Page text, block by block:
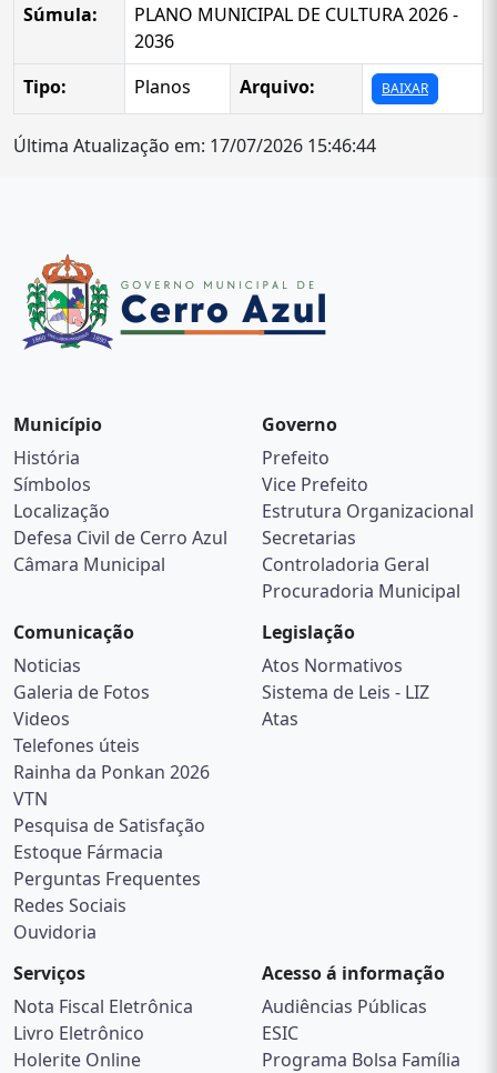
Súmula:
PLANO MUNICIPAL DE CULTURA 2026 -
2036
Tipo:
Planos Arquivo: BAIXAR
Última Atualização em: 17/07/2026 15:46:44
Município
História
Símbolos
Localização
Defesa Civil de Cerro Azul
Câmara Municipal
Governo
Prefeito
Vice Prefeito
Estrutura Organizacional
Secretarias
Controladoria Geral
Procuradoria Municipal
Comunicação
Noticias
Galeria de Fotos
Videos
Telefones úteis
Rainha da Ponkan 2026
VTN
Pesquisa de Satisfação
Estoque Fármacia
Perguntas Frequentes
Redes Sociais
Ouvidoria
Legislação
Atos Normativos
Sistema de Leis - LIZ
Atas
Serviços
Nota Fiscal Eletrônica
Livro Eletrônico
Holerite Online
Acesso á informação
Audiências Públicas
ESIC
Programa Bolsa Família